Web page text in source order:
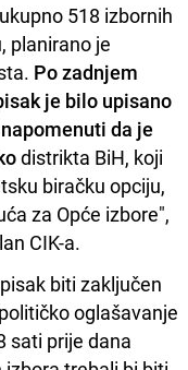
518 izbornih
planirano je
Po zadnjem
je bilo upisano
da je
distrikta BiH, koji
biračku opciju,
za Opće izbore",
CIK-a.
biti zaključen
oglašavanje
sati prije dana